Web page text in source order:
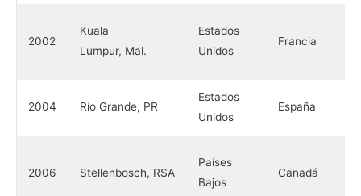
2002
Kuala
Lumpur, Mal.
Estados
Unidos
Francia
2004 Río Grande, PR
Estados
Unidos
España
2006 Stellenbosch, RSA
Países
Bajos
Canadá